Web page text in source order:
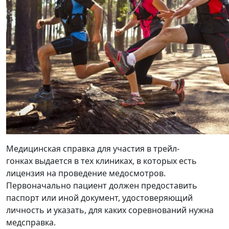
Медицинская справка для участия в трейл-
гонках выдается в тех клиниках, в которых есть
лицензия на проведение медосмотров.
Первоначально пациент должен предоставить
паспорт или иной документ, удостоверяющий
личность и указать, для каких соревнований нужна
медсправка.